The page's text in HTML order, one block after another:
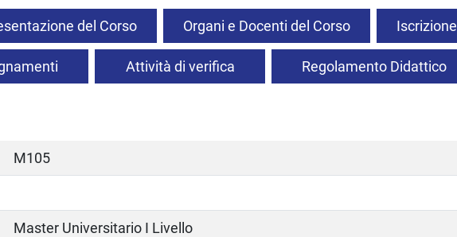
del Corso Organi e Docenti del Corso Iscrizione
Attività di verifica Regolamento Didattico
M105
Master Universitario I Livello